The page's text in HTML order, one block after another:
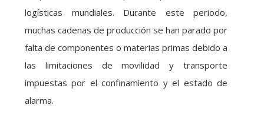
logísticas mundiales. Durante este periodo,
muchas cadenas de producción se han parado por
falta de componentes o materias primas debido a
las limitaciones de movilidad y transporte
impuestas por el confinamiento y el estado de
alarma.